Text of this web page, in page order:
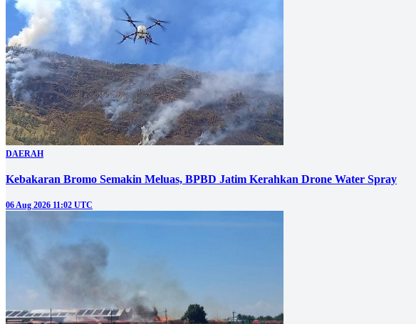
DAERAH
Kebakaran Bromo Semakin Meluas, BPBD Jatim Kerahkan Drone Water Spray
06 Aug 2026 11:02 UTC